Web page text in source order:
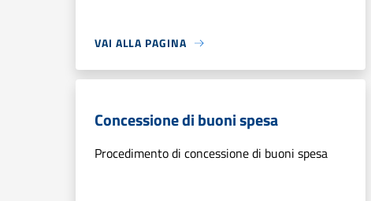
VAI ALLA PAGINA
Concessione di buoni spesa
Procedimento di concessione di buoni spesa